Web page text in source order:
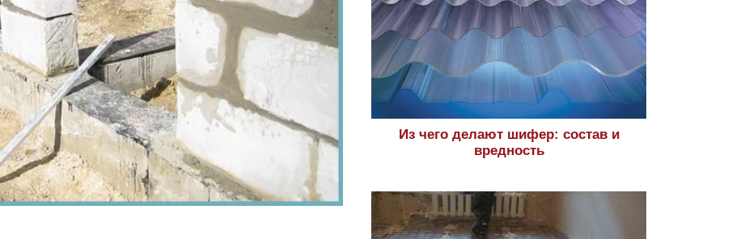
Из чего делают шифер: состав и
вредность